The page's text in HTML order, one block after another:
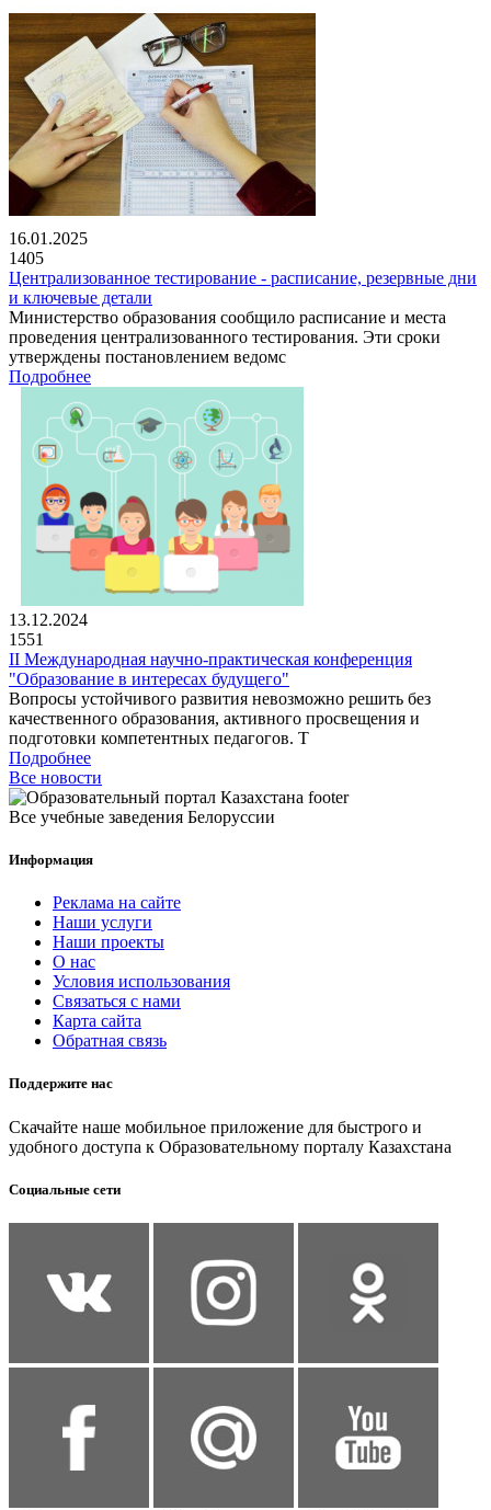
16.01.2025
1405
Централизованное тестирование - расписание, резервные дни
и ключевые детали
Министерство образования сообщило расписание и места
проведения централизованного тестирования. Эти сроки
утверждены постановлением ведомс
Подробнее
13.12.2024
1551
II Международная научно-практическая конференция
"Образование в интересах будущего"
Вопросы устойчивого развития невозможно решить без
качественного образования, активного просвещения и
подготовки компетентных педагогов. Т
Подробнее
Все новости
Все учебные заведения Белоруссии
Информация
Реклама на сайте
Наши услуги
Наши проекты
О нас
Условия использования
Связаться с нами
Карта сайта
Обратная связь
Поддержите нас
Скачайте наше мобильное приложение для быстрого и
удобного доступа к Образовательному порталу Казахстана
Социальные сети